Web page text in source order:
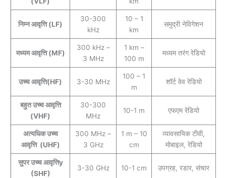
निम्न आवृत्ति (LF)
30-300
kHz
10 – 1
km
समुद्री नेविगेशन
मध्यम आवृत्ति (MF)
300 kHz –
3 MHz
1 km –
100 m
मध्यम तरंग रेडियो
उच्च आवृत्ति(HF) 3-30 MHz
100 – 1
m
शॉर्ट वेव रेडियो
बहुत उच्च आवृत्ति
(VHF)
30-300
MHz
10-1 m एफएम रेडियो
अत्यधिक उच्च
आवृत्ति (UHF)
300 MHz –
3 GHz
1 m – 10
cm
व्यावसायिक टीवी,
मोबाइल, रेडियो
सुपर उच्च आवृत्तिy
(SHF)
3-30 GHz 10-1 cm उपग्रह, रडार, संचार